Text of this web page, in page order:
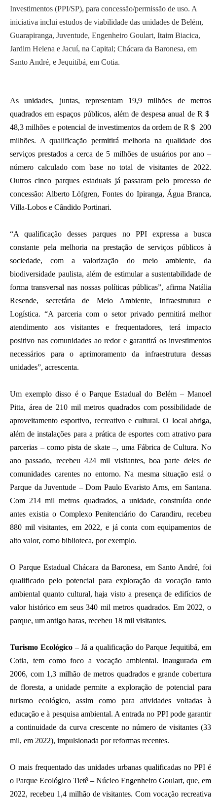
Investimentos (PPI/SP), para concessão/permissão de uso. A
iniciativa inclui estudos de viabilidade das unidades de Belém,
Guarapiranga, Juventude, Engenheiro Goulart, Itaim Biacica,
Jardim Helena e Jacuí, na Capital; Chácara da Baronesa, em
Santo André, e Jequitibá, em Cotia.
As unidades, juntas, representam 19,9 milhões de metros
quadrados em espaços públicos, além de despesa anual de R＄
48,3 milhões e potencial de investimentos da ordem de R＄ 200
milhões. A qualificação permitirá melhoria na qualidade dos
serviços prestados a cerca de 5 milhões de usuários por ano –
número calculado com base no total de visitantes de 2022.
Outros cinco parques estaduais já passaram pelo processo de
concessão: Alberto Löfgren, Fontes do Ipiranga, Água Branca,
Villa-Lobos e Cândido Portinari.
“A qualificação desses parques no PPI expressa a busca
constante pela melhoria na prestação de serviços públicos à
sociedade, com a valorização do meio ambiente, da
biodiversidade paulista, além de estimular a sustentabilidade de
forma transversal nas nossas políticas públicas”, afirma Natália
Resende, secretária de Meio Ambiente, Infraestrutura e
Logística. “A parceria com o setor privado permitirá melhor
atendimento aos visitantes e frequentadores, terá impacto
positivo nas comunidades ao redor e garantirá os investimentos
necessários para o aprimoramento da infraestrutura dessas
unidades”, acrescenta.
Um exemplo disso é o Parque Estadual do Belém – Manoel
Pitta, área de 210 mil metros quadrados com possibilidade de
aproveitamento esportivo, recreativo e cultural. O local abriga,
além de instalações para a prática de esportes com atrativo para
parcerias – como pista de skate –, uma Fábrica de Cultura. No
ano passado, recebeu 424 mil visitantes, boa parte deles de
comunidades carentes no entorno. Na mesma situação está o
Parque da Juventude – Dom Paulo Evaristo Arns, em Santana.
Com 214 mil metros quadrados, a unidade, construída onde
antes existia o Complexo Penitenciário do Carandiru, recebeu
880 mil visitantes, em 2022, e já conta com equipamentos de
alto valor, como biblioteca, por exemplo.
O Parque Estadual Chácara da Baronesa, em Santo André, foi
qualificado pelo potencial para exploração da vocação tanto
ambiental quanto cultural, haja visto a presença de edifícios de
valor histórico em seus 340 mil metros quadrados. Em 2022, o
parque, um antigo haras, recebeu 18 mil visitantes.
Turismo Ecológico– Já a qualificação do Parque Jequitibá, em
Cotia, tem como foco a vocação ambiental. Inaugurada em
2006, com 1,3 milhão de metros quadrados e grande cobertura
de floresta, a unidade permite a exploração de potencial para
turismo ecológico, assim como para atividades voltadas à
educação e à pesquisa ambiental. A entrada no PPI pode garantir
a continuidade da curva crescente no número de visitantes (33
mil, em 2022), impulsionada por reformas recentes.
O mais frequentado das unidades urbanas qualificadas no PPI é
o Parque Ecológico Tietê – Núcleo Engenheiro Goulart, que, em
2022, recebeu 1,4 milhão de visitantes. Com vocação recreativa